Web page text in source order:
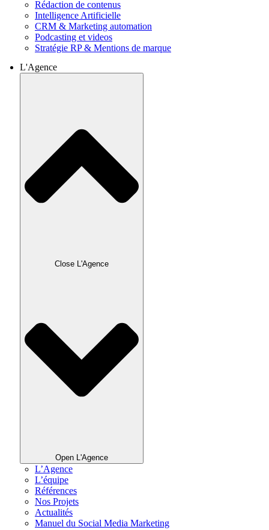
Rédaction de contenus
Intelligence Artificielle
CRM & Marketing automation
Podcasting et videos
Stratégie RP & Mentions de marque
L'Agence
Close L'Agence
Open L'Agence
L’Agence
L’équipe
Références
Nos Projets
Actualités
Manuel du Social Media Marketing